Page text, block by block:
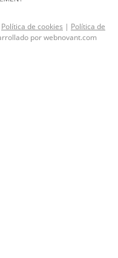
Política de cookies | Política de
por webnovant.com